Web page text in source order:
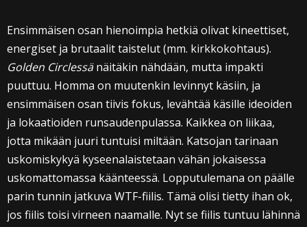
Ensimmäisen osan hienoimpia hetkiä olivat kineettiset,
energiset ja brutaalit taistelut (mm. kirkkokohtaus).
Golden Circlessänäitäkin nähdään, mutta impakti
puuttuu. Homma on muutenkin levinnyt käsiin, ja
ensimmäisen osan tiivis fokus, levähtää käsille ideoiden
ja lokaatioiden runsaudenpulassa. Kaikkea on liikaa,
jotta mikään juuri tuntuisi miltään. Katsojan tarinaan
uskomiskykyä kyseenalaistetaan vähän jokaisessa
uskomattomassa käänteessä. Lopputulemana on päälle
parin tunnin jatkuva WTF-fiilis. Tämä olisi tietty ihan ok,
jos fiilis toisi virneen naamalle. Nyt se fiilis tuntuu lähinnä